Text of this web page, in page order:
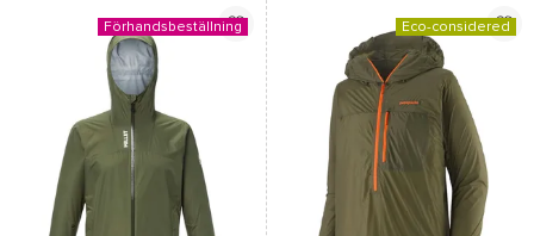
Förhandsbeställning Eco-considered